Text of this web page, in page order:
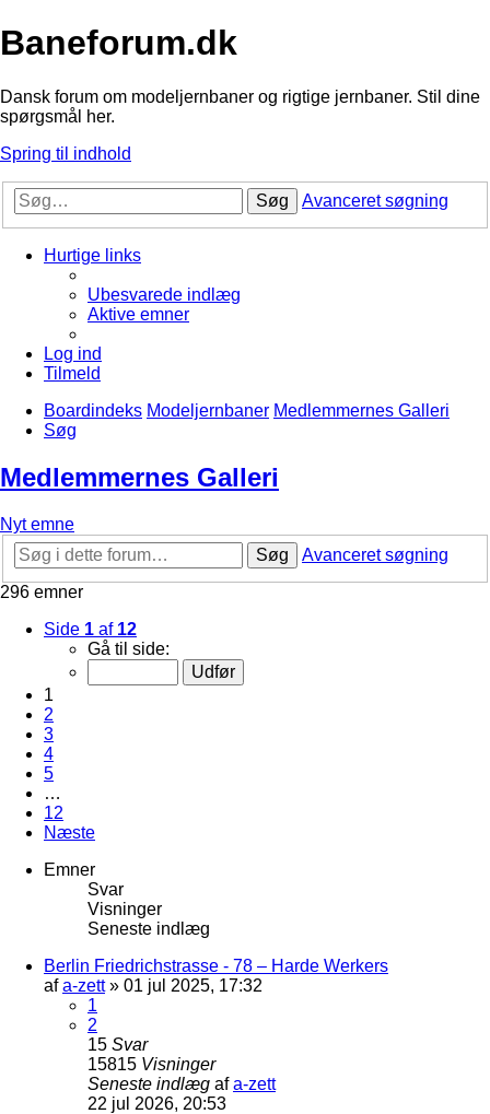
Baneforum.dk
Dansk forum om modeljernbaner og rigtige jernbaner. Stil dine
spørgsmål her.
Spring til indhold
Søg Avanceret søgning
Hurtige links
Ubesvarede indlæg
Aktive emner
Log ind
Tilmeld
Boardindeks Modeljernbaner Medlemmernes Galleri
Søg
Medlemmernes Galleri
Nyt emne
Søg
Avanceret søgning
296 emner
Side 1 af 12
Gå til side:
1
2
3
4
5
…
12
Næste
Emner
Svar
Visninger
Seneste indlæg
Berlin Friedrichstrasse - 78 – Harde Werkers
afa-zett» 01 jul 2025, 17:32
1
2
15 Svar
15815 Visninger
Seneste indlæg afa-zett
22 jul 2026, 20:53